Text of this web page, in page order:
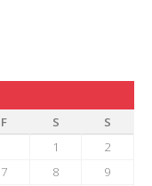
F S
S
1
2
7 8
9